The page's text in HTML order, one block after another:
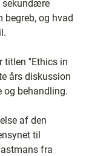
sekundære
begreb, og hvad
titlen ''Ethics in
års diskussion
og behandling.
af den
til
fra